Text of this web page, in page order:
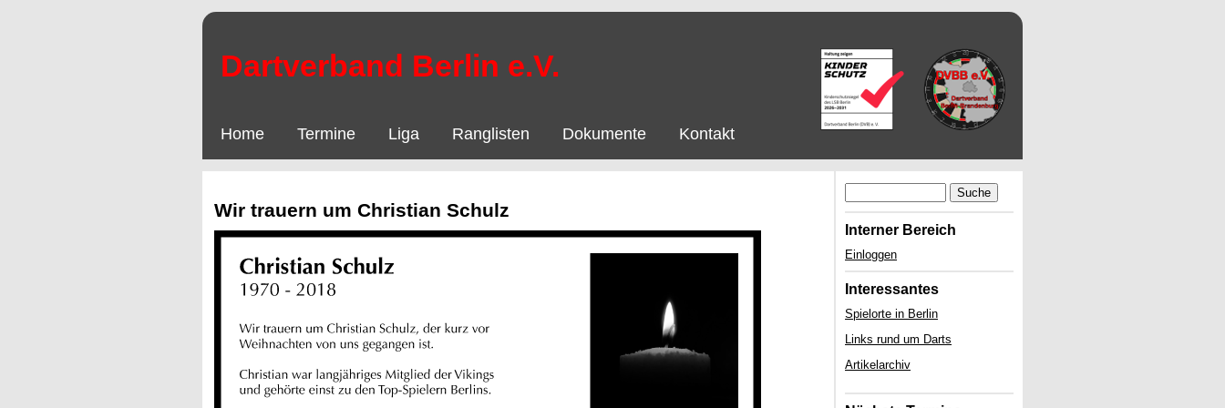
Dartverband Berlin e.V.
Home Termine Liga Ranglisten Dokumente Kontakt
Wir trauern um Christian Schulz
Suche
Interner Bereich
Einloggen
Interessantes
Spielorte in Berlin
Links rund um Darts
Artikelarchiv